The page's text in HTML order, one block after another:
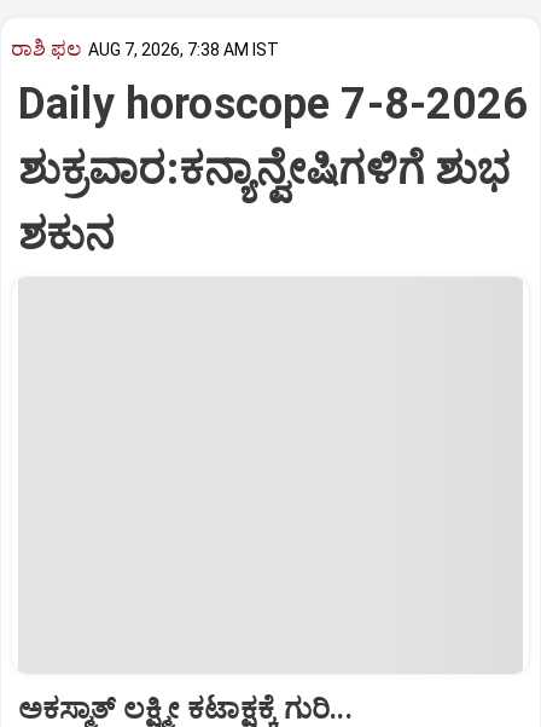
ರಾಶಿ ಫಲ AUG 7, 2026, 7:38 AM IST
Daily horoscope 7-8-2026
ಶುಕ್ರವಾರ:ಕನ್ಯಾನ್ವೇಷಿಗಳಿಗೆ ಶುಭ
ಶಕುನ
ಅಕಸ್ಮಾತ್‌ ಲಕ್ಷ್ಮೀ ಕಟಾಕ್ಷಕ್ಕೆ ಗುರಿ...